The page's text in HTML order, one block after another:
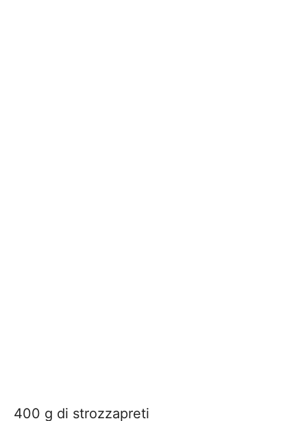
400 g di strozzapreti